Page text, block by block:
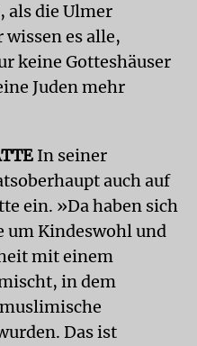
als die Ulmer
wissen es alle,
keine Gotteshäuser
Juden mehr
In seiner
auch auf
ein. »Da haben sich
um Kindeswohl und
mit einem
in dem
Das ist